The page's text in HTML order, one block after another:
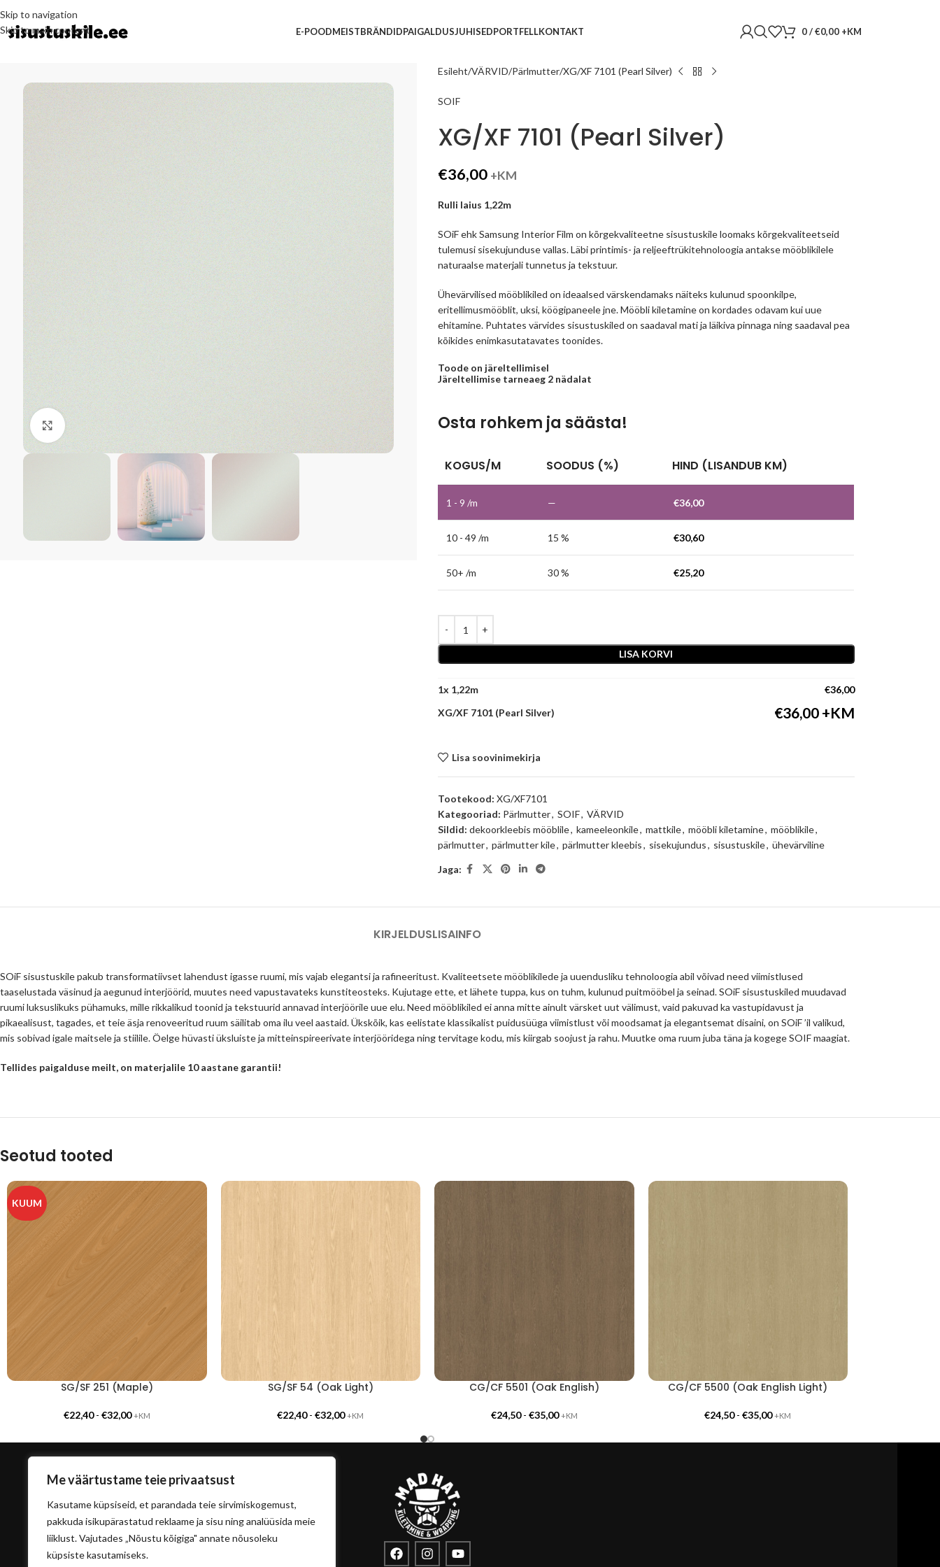
Me väärtustame teie privaatsust
Kasutame küpsiseid, et parandada teie sirvimiskogemust,
pakkuda isikupärastatud reklaame ja sisu ning analüüsida meie
liiklust. Vajutades „Nõustu kõigiga" annate nõusoleku
küpsiste kasutamiseks.
Skip to navigation
Skip to main content
E-POODMEISTBRÄNDIDPAIGALDUSJUHISEDPORTFELLKONTAKT 0/€0,00
Kliki suurendamiseks
Esileht VÄRVID Pärlmutter XG/XF 7101 (Pearl Silver)
SOIF
XG/XF 7101 (Pearl Silver)
€36,00 +KM
Rulli laius 1,22m
SOiF ehk Samsung Interior Film on kõrgekvaliteetne sisustuskile loomaks kõrgekvaliteetseid
tulemusi sisekujunduse vallas. Läbi printimis- ja reljeeftrükitehnoloogia antakse mööblikilele
naturaalse materjali tunnetus ja tekstuur.
Ühevärvilised mööblikiled on ideaalsed värskendamaks näiteks kulunud spoonkilpe,
eritellimusmööblit, uksi, köögipaneele jne. Mööbli kiletamine on kordades odavam kui uue
ehitamine. Puhtates värvides sisustuskiled on saadaval mati ja läikiva pinnaga ning saadaval pea
kõikides enimkasutatavates toonides.
Toode on järeltellimisel
Järeltellimise tarneaeg 2 nädalat
Osta rohkem ja säästa!
KOGUS/M SOODUS (%) HIND (LISANDUB KM)
1 - 9 /m — €36,00
10 - 49 /m 15 % €30,60
50+ /m 30 % €25,20
LISA KORVI
1x €36,00
XG/XF 7101 (Pearl Silver)
€36,00
Lisa soovinimekirja
Tootekood: XG/XF7101
Kategooriad: Pärlmutter, SOIF, VÄRVID
Sildid: dekoorkleebis mööblile, kameeleonkile, mattkile, mööbli kiletamine, mööblikile,
pärlmutter, pärlmutter kile, pärlmutter kleebis, sisekujundus, sisustuskile, ühevärviline
Jaga:
KIRJELDUSLISAINFO
SOiF sisustuskile pakub transformatiivset lahendust igasse ruumi, mis vajab elegantsi ja rafineeritust. Kvaliteetsete mööblikilede ja uuendusliku tehnoloogia abil võivad need viimistlused
taaselustada väsinud ja aegunud interjöörid, muutes need vapustavateks kunstiteosteks. Kujutage ette, et lähete tuppa, kus on tuhm, kulunud puitmööbel ja seinad. SOiF sisustuskiled muudavad
ruumi luksuslikuks pühamuks, mille rikkalikud toonid ja tekstuurid annavad interjöörile uue elu. Need mööblikiled ei anna mitte ainult värsket uut välimust, vaid pakuvad ka vastupidavust ja
pikaealisust, tagades, et teie äsja renoveeritud ruum säilitab oma ilu veel aastaid. Ükskõik, kas eelistate klassikalist puidusüüga viimistlust või moodsamat ja elegantsemat disaini, on SOiF ’il valikud,
mis sobivad igale maitsele ja stiilile. Öelge hüvasti üksluiste ja mitteinspireerivate interjööridega ning tervitage kodu, mis kiirgab soojust ja rahu. Muutke oma ruum juba täna ja kogege SOIF maagiat.
Tellides paigalduse meilt, on materjalile 10 aastane garantii!
Seotud tooted
KUUM
SG/SF 251 (Maple)
€22,40- €32,00 +KM
SG/SF 54 (Oak Light)
€22,40-€32,00 +KM
CG/CF 5501 (Oak English)
€24,50- €35,00 +KM
CG/CF 5500 (Oak English Light)
€24,50-€35,00 +KM